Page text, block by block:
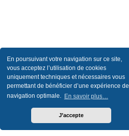
En poursuivant votre navigation sur ce site,
vous acceptez l’utilisation de cookies
uniquement techniques et nécessaires vous
permettant de bénéficier d’une expérience de
navigation optimale. En savoir plus…
J’accepte